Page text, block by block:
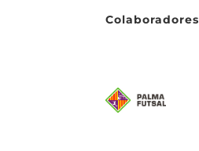
Colaboradores